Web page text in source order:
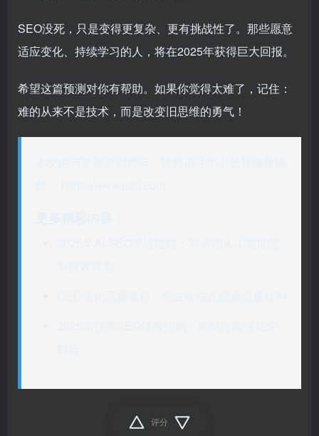
SEO没死，只是变得更复杂、更有挑战性了。那些愿意
适应变化、持续学习的人，将在2025年获得巨大回报。
希望这篇预测对你有帮助。如果你觉得太难了，记住：
难的从来不是技术，而是改变旧思维的勇气！
评分